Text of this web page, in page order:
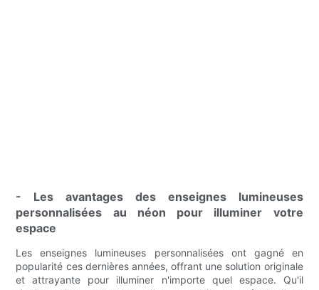
- Les avantages des enseignes lumineuses
personnalisées au néon pour illuminer votre
espace
Les enseignes lumineuses personnalisées ont gagné en
popularité ces dernières années, offrant une solution originale
et attrayante pour illuminer n'importe quel espace. Qu'il